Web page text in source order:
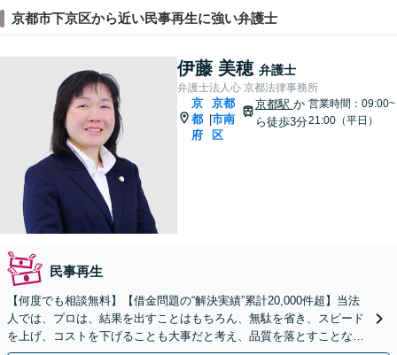
京都市下京区から近い民事再生に強い弁護士
伊藤 美穂 弁護士
弁護士法人心 京都法律事務所
京
都
府
京都
市南
区
京都駅 か
ら徒歩3分
営業時間：09:00~
21:00（平日）
民事再生
【何度でも相談無料】【借金問題の“解決実績”累計20,000件超】当法
人では、プロは、結果を出すことはもちろん、無駄を省き、スピード
を上げ、コストを下げることも大事だと考え、品質を落とすことな